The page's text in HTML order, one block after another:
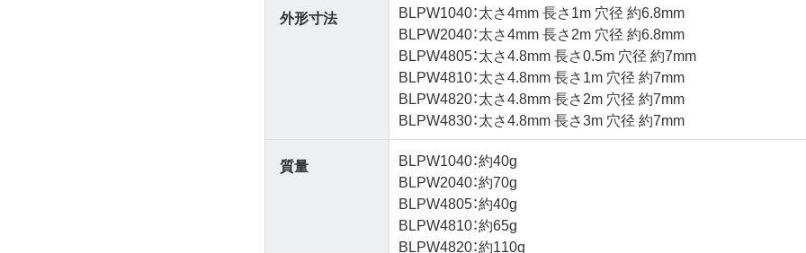
外形寸法
BLPW1040：太さ4mm 長さ1m 穴径 約6.8mm
BLPW2040：太さ4mm 長さ2m 穴径 約6.8mm
BLPW4805：太さ4.8mm 長さ0.5m 穴径 約7mm
BLPW4810：太さ4.8mm 長さ1m 穴径 約7mm
BLPW4820：太さ4.8mm 長さ2m 穴径 約7mm
BLPW4830：太さ4.8mm 長さ3m 穴径 約7mm
質量
BLPW1040：約40g
BLPW2040：約70g
BLPW4805：約40g
BLPW4810：約65g
BLPW4820：約110g